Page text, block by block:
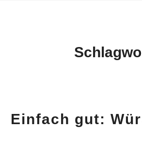
Einfach gut: